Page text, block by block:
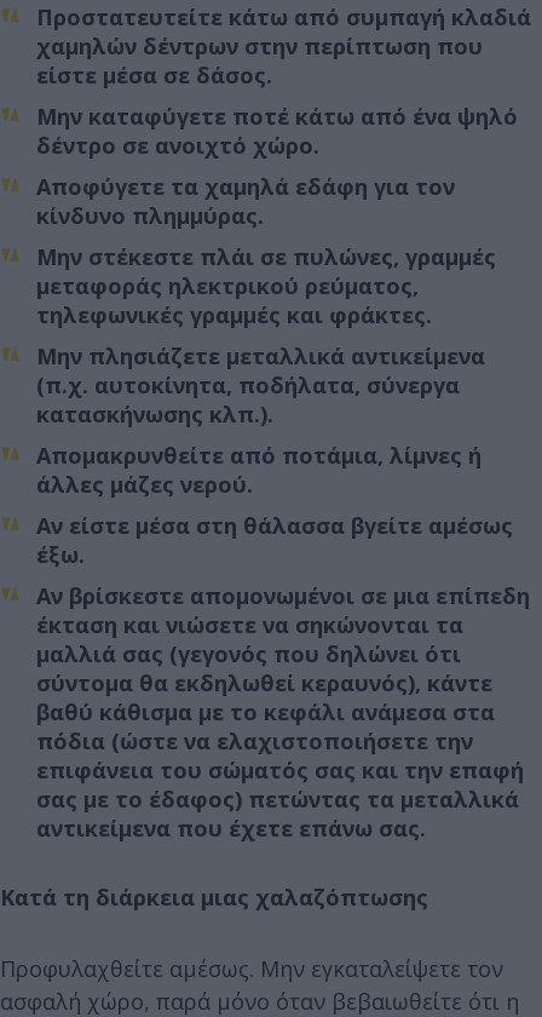
Προστατευτείτε κάτω από συμπαγή κλαδιά
χαμηλών δέντρων στην περίπτωση που
είστε μέσα σε δάσος.
Μην καταφύγετε ποτέ κάτω από ένα ψηλό
δέντρο σε ανοιχτό χώρο.
Αποφύγετε τα χαμηλά εδάφη για τον
κίνδυνο πλημμύρας.
Μην στέκεστε πλάι σε πυλώνες, γραμμές
μεταφοράς ηλεκτρικού ρεύματος,
τηλεφωνικές γραμμές και φράκτες.
Μην πλησιάζετε μεταλλικά αντικείμενα
(π.χ. αυτοκίνητα, ποδήλατα, σύνεργα
κατασκήνωσης κλπ.).
Απομακρυνθείτε από ποτάμια, λίμνες ή
άλλες μάζες νερού.
Αν είστε μέσα στη θάλασσα βγείτε αμέσως
έξω.
Αν βρίσκεστε απομονωμένοι σε μια επίπεδη
έκταση και νιώσετε να σηκώνονται τα
μαλλιά σας (γεγονός που δηλώνει ότι
σύντομα θα εκδηλωθεί κεραυνός), κάντε
βαθύ κάθισμα με το κεφάλι ανάμεσα στα
πόδια (ώστε να ελαχιστοποιήσετε την
επιφάνεια του σώματός σας και την επαφή
σας με το έδαφος) πετώντας τα μεταλλικά
αντικείμενα που έχετε επάνω σας.
Κατά τη διάρκεια μιας χαλαζόπτωσης
Προφυλαχθείτε αμέσως. Μην εγκαταλείψετε τον
ασφαλή χώρο, παρά μόνο όταν βεβαιωθείτε ότι η